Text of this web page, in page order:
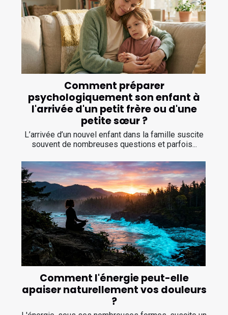
Comment préparer
psychologiquement son enfant à
l'arrivée d'un petit frère ou d'une
petite sœur ?
L’arrivée d’un nouvel enfant dans la famille suscite
souvent de nombreuses questions et parfois...
Comment l'énergie peut-elle
apaiser naturellement vos douleurs
?